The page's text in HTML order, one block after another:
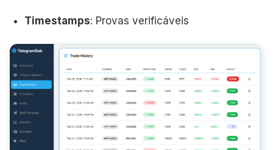
Timestamps: Provas verificáveis